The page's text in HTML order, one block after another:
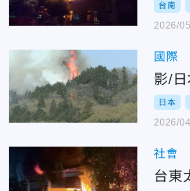
台南
2026/
國際
影/
日本
2026/
社會
台東